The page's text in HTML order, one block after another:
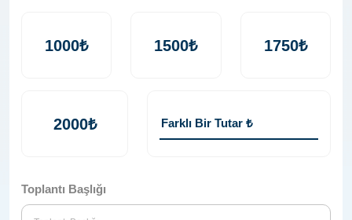
1000₺ 1500₺ 1750₺
2000₺
Toplantı Başlığı